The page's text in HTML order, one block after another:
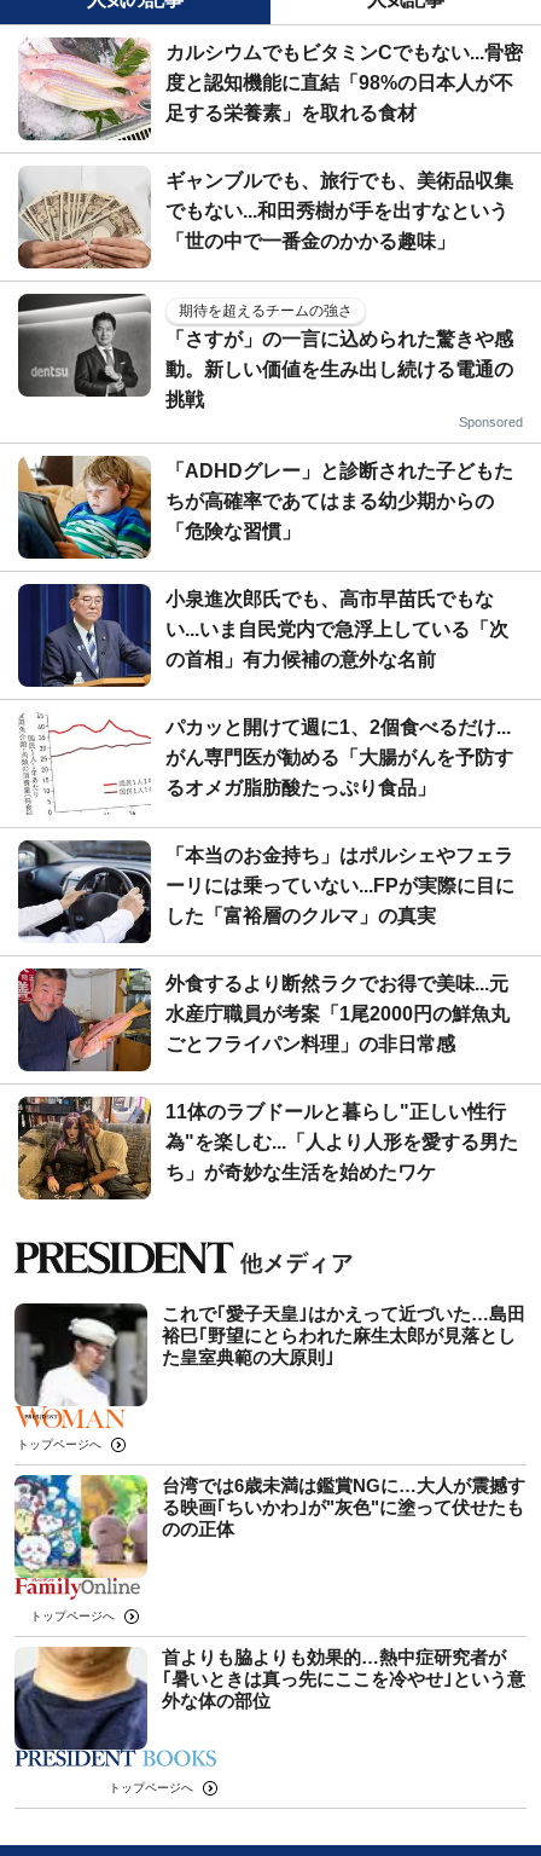
カルシウムでもビタミンCでもない...骨密
度と認知機能に直結「98%の日本人が不
足する栄養素」を取れる食材
ギャンブルでも、旅行でも、美術品収集
でもない...和田秀樹が手を出すなという
「世の中で一番金のかかる趣味」
期待を超えるチームの強さ
「さすが」の一言に込められた驚きや感
動。新しい価値を生み出し続ける電通の
挑戦
Sponsored
「ADHDグレー」と診断された子どもた
ちが高確率であてはまる幼少期からの
「危険な習慣」
小泉進次郎氏でも、高市早苗氏でもな
い...いま自民党内で急浮上している「次
の首相」有力候補の意外な名前
パカッと開けて週に1、2個食べるだけ...
がん専門医が勧める「大腸がんを予防す
るオメガ脂肪酸たっぷり食品」
「本当のお金持ち」はポルシェやフェラ
ーリには乗っていない...FPが実際に目に
した「富裕層のクルマ」の真実
外食するより断然ラクでお得で美味...元
水産庁職員が考案「1尾2000円の鮮魚丸
ごとフライパン料理」の非日常感
11体のラブドールと暮らし"正しい性行
為"を楽しむ...「人より人形を愛する男た
ち」が奇妙な生活を始めたワケ
これで｢愛子天皇｣はかえって近づいた…島田
裕巳｢野望にとらわれた麻生太郎が見落とし
た皇室典範の大原則｣
トップページへ
台湾では6歳未満は鑑賞NGに…大人が震撼す
る映画｢ちいかわ｣が"灰色"に塗って伏せたも
のの正体
トップページへ
首よりも脇よりも効果的…熱中症研究者が
｢暑いときは真っ先にここを冷やせ｣という意
外な体の部位
トップページへ